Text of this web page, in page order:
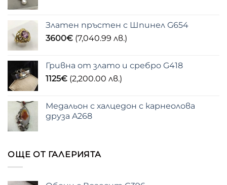
Златен пръстен с Шпинел G654
3600€ (7,040.99 лв.)
Гривна от злато и сребро G418
1125€ (2,200.00 лв.)
Медальон с халцедон с карнеолова
друза A268
ОЩЕ ОТ ГАЛЕРИЯТА